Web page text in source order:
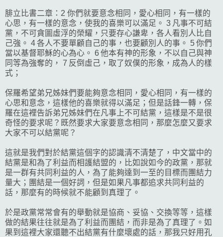
腓立比書二章：2 你們就要意念相同，愛心相同，有一樣的
心思，有一樣的意念，使我的喜樂可以滿足。 3 凡事不可結
黨，不可貪圖虛浮的榮耀，只要存心謙卑，各人看別人比自
己強。 4 各人不要單顧自己的事，也要顧別人的事。 5 你們
當以基督耶穌的心為心。 6 他本有神的形象，不以自己與神
同等為強奪的， 7 反倒虛己，取了奴僕的形象，成為人的樣
式；
保羅希望弟兄姊妹們要能夠意念相同，愛心相同，有一樣的
心思和意念，這樣他的喜樂就得以滿足；但是話鋒一轉，保
羅在這裡告訴弟兄姊妹們在凡事上不可結黨，這樣是不是很
奇怪的要求呢？既然要求大家要意念相同，那麼怎麼又要求
大家不可以結黨呢？
這就是我們對於結黨這個字的認識清不清楚了，中文當中的
結黨是和為了利益而相護結盟的，比如說如今的政黨，那就
是一群有共同利益的人，為了能夠達到一至的目標而團結力
量大；團結是一個好詞，但是如果凡事都追求共同利益的
話，那麼有的時候就不能顧到真理了。
於是政黨常常會有的舉動就是協商、妥協、交換等等，這樣
做的結果往往就是為了利益而團結，而非是為了真理了。如
果到這裡大家還聽不出結黨有什麼壞處的話，那我只好用孔